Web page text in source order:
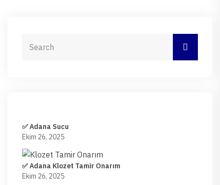
✅ Adana Sucu
Ekim 26, 2025
✅ Adana Klozet Tamir Onarım
Ekim 26, 2025